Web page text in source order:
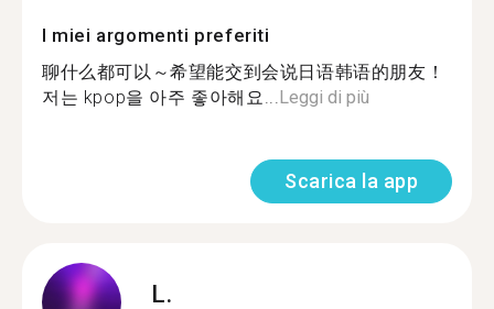
I miei argomenti preferiti
聊什么都可以～希望能交到会说日语韩语的朋友！
저는 kpop을 아주 좋아해요... Leggi di più
Scarica la app
L.